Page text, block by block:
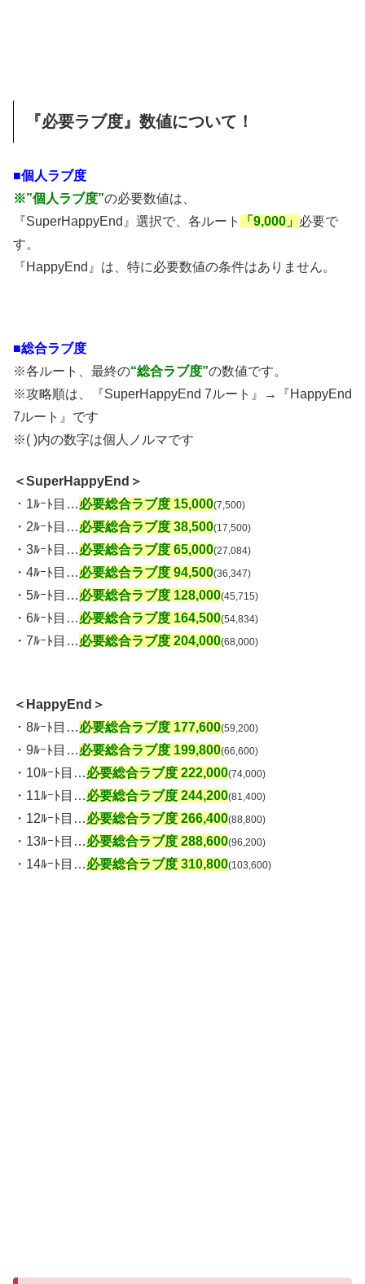
『必要ラブ度』数値について！
■個人ラブ度
※”個人ラブ度”の必要数値は、
『SuperHappyEnd』選択で、各ルート
「9,000」 必要で
す。
『HappyEnd』は、特に必要数値の条件はありません。
■総合ラブ度
※各ルート、最終の“総合ラブ度”の数値です。
※攻略順は、『SuperHappyEnd 7ルート』→『HappyEnd
7ルート』です
※( )内の数字は個人ノルマです
＜SuperHappyEnd＞
・1ﾙｰﾄ目…必要総合ラブ度 15,000(7,500)
・2ﾙｰﾄ目…必要総合ラブ度 38,500(17,500)
・3ﾙｰﾄ目…必要総合ラブ度 65,000(27,084)
・4ﾙｰﾄ目…必要総合ラブ度 94,500(36,347)
・5ﾙｰﾄ目…必要総合ラブ度 128,000(45,715)
・6ﾙｰﾄ目…必要総合ラブ度 164,500(54,834)
・7ﾙｰﾄ目…必要総合ラブ度 204,000(68,000)
＜HappyEnd＞
・8ﾙｰﾄ目…必要総合ラブ度 177,600(59,200)
・9ﾙｰﾄ目…必要総合ラブ度 199,800(66,600)
・10ﾙｰﾄ目…必要総合ラブ度 222,000(74,000)
・11ﾙｰﾄ目…必要総合ラブ度 244,200(81,400)
・12ﾙｰﾄ目…必要総合ラブ度 266,400(88,800)
・13ﾙｰﾄ目…必要総合ラブ度 288,600(96,200)
・14ﾙｰﾄ目…必要総合ラブ度 310,800(103,600)